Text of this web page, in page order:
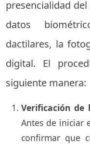
presencialidad
datos
dactilares, la
digital. El
siguiente manera:
Verificación de
Antes de iniciar
confirmar que